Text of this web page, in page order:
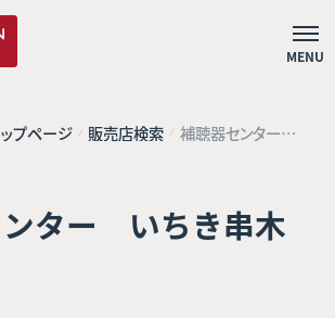
MENU
ップページ 販売店検索 補聴器センター
いちき串木野店
ター いちき串木